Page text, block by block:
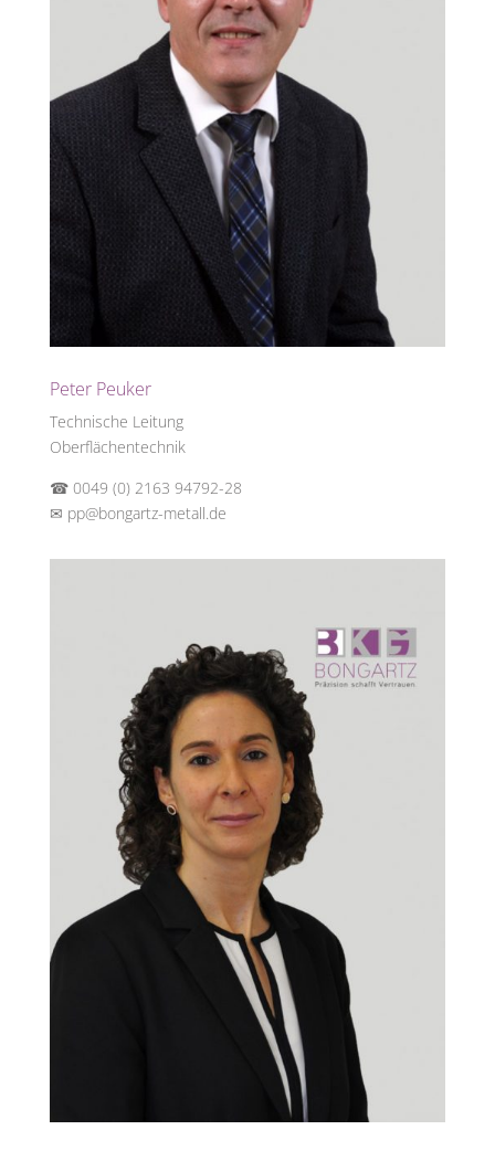
Peter Peuker
Technische Leitung
Oberflächentechnik
☎ 0049 (0) 2163 94792-28
✉ pp@bongartz-metall.de